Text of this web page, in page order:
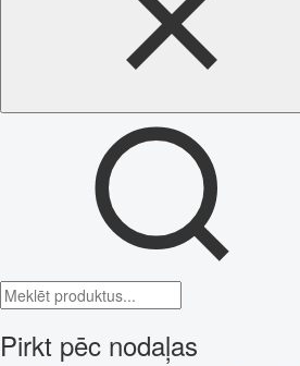
Pirkt pēc nodaļas